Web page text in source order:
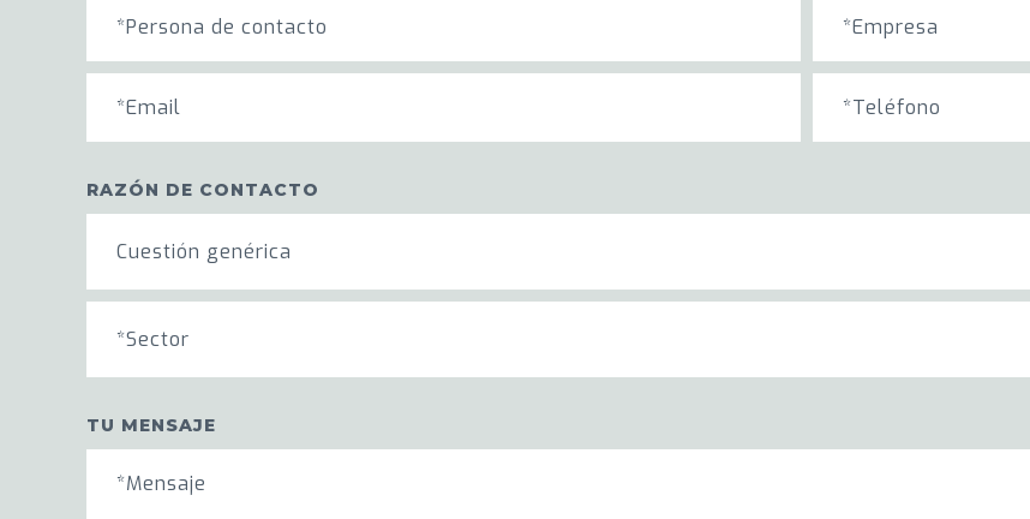
RAZÓN DE CONTACTO
Cuestión genérica
*Sector
TU MENSAJE